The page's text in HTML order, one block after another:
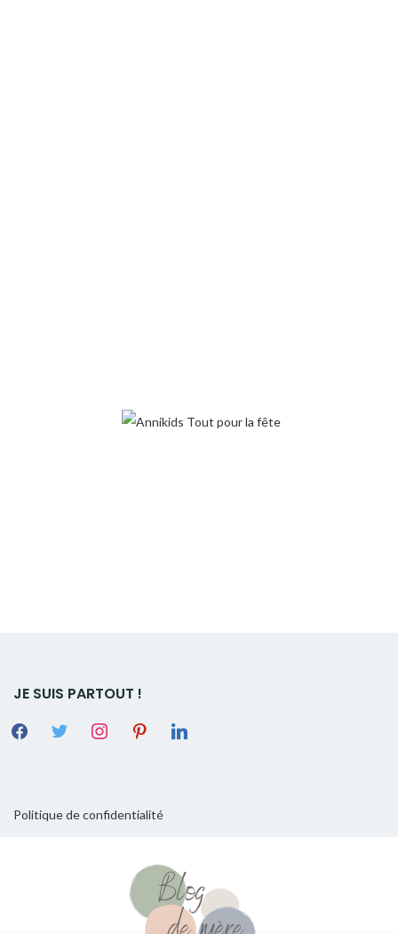
JE SUIS PARTOUT !
Politique de confidentialité